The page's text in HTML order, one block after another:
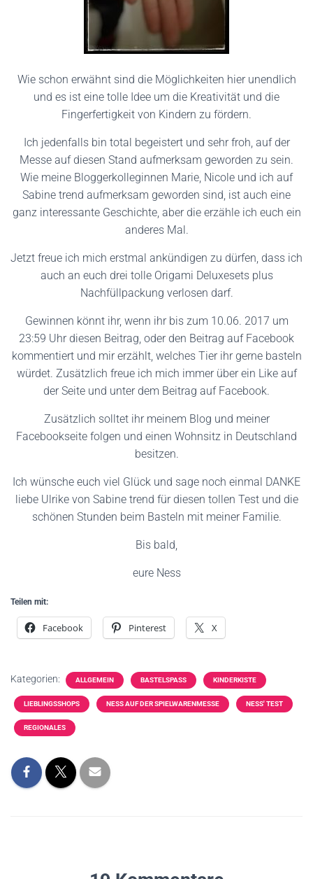
Wie schon erwähnt sind die Möglichkeiten hier unendlich
und es ist eine tolle Idee um die Kreativität und die
Fingerfertigkeit von Kindern zu fördern.
Ich jedenfalls bin total begeistert und sehr froh, auf der
Messe auf diesen Stand aufmerksam geworden zu sein.
Wie meine Bloggerkolleginnen Marie, Nicole und ich auf
Sabine trend aufmerksam geworden sind, ist auch eine
ganz interessante Geschichte, aber die erzähle ich euch ein
anderes Mal.
Jetzt freue ich mich erstmal ankündigen zu dürfen, dass ich
auch an euch drei tolle Origami Deluxesets plus
Nachfüllpackung verlosen darf.
Gewinnen könnt ihr, wenn ihr bis zum 10.06. 2017 um
23:59 Uhr diesen Beitrag, oder den Beitrag auf Facebook
kommentiert und mir erzählt, welches Tier ihr gerne basteln
würdet. Zusätzlich freue ich mich immer über ein Like auf
der Seite und unter dem Beitrag auf Facebook.
Zusätzlich solltet ihr meinem Blog und meiner
Facebookseite folgen und einen Wohnsitz in Deutschland
besitzen.
Ich wünsche euch viel Glück und sage noch einmal DANKE
liebe Ulrike von Sabine trend für diesen tollen Test und die
schönen Stunden beim Basteln mit meiner Familie.
Bis bald,
eure Ness
Teilen mit:
Facebook Pinterest X
Kategorien: ALLGEMEIN BASTELSPASS KINDERKISTE
LIEBLINGSSHOPS NESS AUF DER SPIELWARENMESSE NESS' TEST
REGIONALES